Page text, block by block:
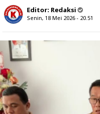
Editor: Redaksi
Senin, 18 Mei 2026 - 20.51